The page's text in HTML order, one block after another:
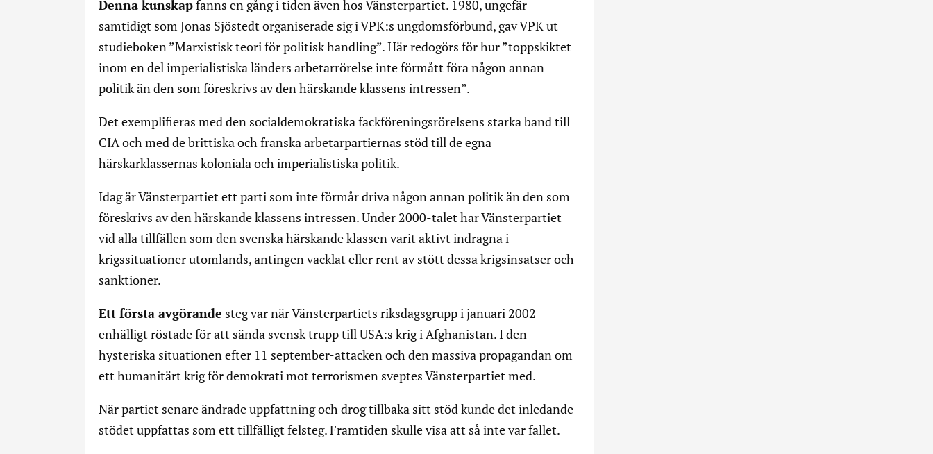
Denna kunskapfanns en gång i tiden även hos Vänsterpartiet. 1980, ungefär
samtidigt som Jonas Sjöstedt organiserade sig i VPK:s ungdomsförbund, gav VPK ut
studieboken ”Marxistisk teori för politisk handling”. Här redogörs för hur ”toppskiktet
inom en del imperialistiska länders arbetarrörelse inte förmått föra någon annan
politik än den som föreskrivs av den härskande klassens intressen”.
Det exemplifieras med den socialdemokratiska fackföreningsrörelsens starka band till
CIA och med de brittiska och franska arbetarpartiernas stöd till de egna
härskarklassernas koloniala och imperialistiska politik.
Idag är Vänsterpartiet ett parti som inte förmår driva någon annan politik än den som
föreskrivs av den härskande klassens intressen. Under 2000-talet har Vänsterpartiet
vid alla tillfällen som den svenska härskande klassen varit aktivt indragna i
krigssituationer utomlands, antingen vacklat eller rent av stött dessa krigsinsatser och
sanktioner.
Ett första avgörande steg var när Vänsterpartiets riksdagsgrupp i januari 2002
enhälligt röstade för att sända svensk trupp till USA:s krig i Afghanistan. I den
hysteriska situationen efter 11 september-attacken och den massiva propagandan om
ett humanitärt krig för demokrati mot terrorismen sveptes Vänsterpartiet med.
När partiet senare ändrade uppfattning och drog tillbaka sitt stöd kunde det inledande
stödet uppfattas som ett tillfälligt felsteg. Framtiden skulle visa att så inte var fallet.